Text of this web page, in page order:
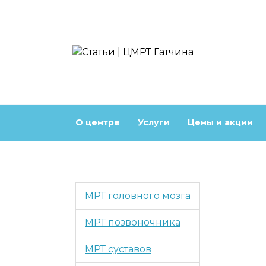
О центре Услуги Цены и акции
МРТ головного мозга
МРТ позвоночника
МРТ суставов